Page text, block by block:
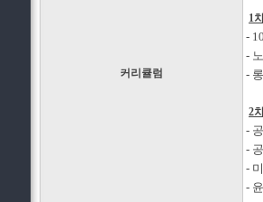
커리큘럼
1
-
-
-
2
-
-
-
-